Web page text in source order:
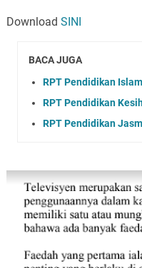
Download SINI
BACA JUGA
RPT Pendidikan
RPT Pendidikan
RPT Pendidikan